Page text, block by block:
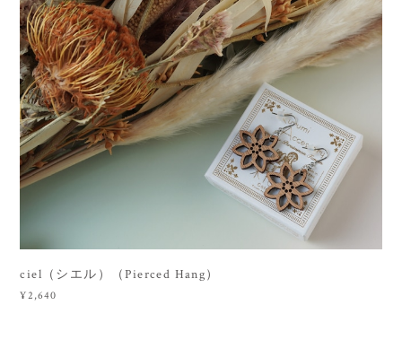
ciel（シエル）（Pierced Hang）
¥2,640